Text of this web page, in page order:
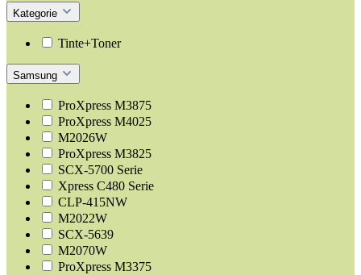
Kategorie
Tinte+Toner
Samsung
ProXpress M3875
ProXpress M4025
M2026W
ProXpress M3825
SCX-5700 Serie
Xpress C480 Serie
CLP-415NW
M2022W
SCX-5639
M2070W
ProXpress M3375